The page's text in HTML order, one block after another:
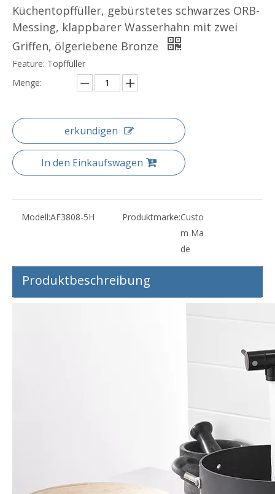
Küchentopffüller, gebürstetes schwarzes ORB-
Messing, klappbarer Wasserhahn mit zwei
Griffen, ölgeriebene Bronze
Feature: Topffüller
Menge:
erkundigen
In den Einkaufswagen
Modell:AF3808-5H Produktmarke:Custo
m Ma
de
Produktbeschreibung